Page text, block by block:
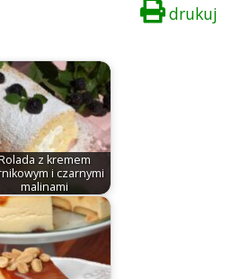
drukuj
z kremem
i czarnymi
malinami